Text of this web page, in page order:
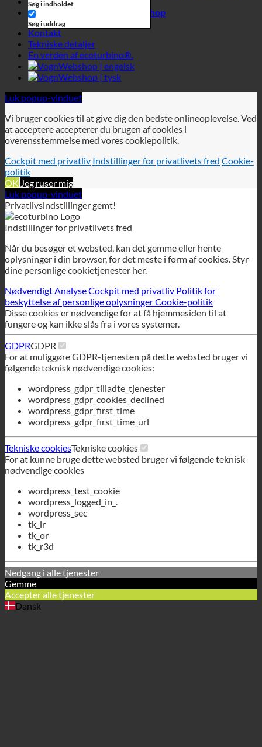
Luk popup-vinduet
Vi bruger cookies til at give dig den bedste onlineoplevelse. Ved
at acceptere accepterer du brugen af cookies i
overensstemmelse med vores cookiepolitik.
Cockpit med privatliv Indstillinger for privatlivets fred
politik
OKJeg ruser mig
Luk popup-vinduet
Privatlivsindstillinger gemt!
Når du besøger et websted, kan det gemme eller hente
oplysninger i din browser, for det meste i form af cookies. Styr
dine personlige cookietjenester her.
NødvendigtAnalyseCockpit med privatliv
beskyttelse af personlige oplysninger
Disse cookies er nødvendige for at få hjemmesiden til at
fungere og kan ikke slås fra i vores systemer.
GDPR GDPR
For at muliggøre GDPR-tjenesten på dette websted bruger vi
følgende teknisk nødvendige cookies:
wordpress_gdpr_tilladte_tjenester
wordpress_gdpr_cookies_declined
wordpress_gdpr_first_time
wordpress_gdpr_first_time_url
Tekniske cookies Tekniske cookies
nødvendige cookies
wordpress_test_cookie
wordpress_logged_in_.
wordpress_sec
tk_lr
tk_or
tk_r3d
Nedgang i alle tjenester
Gemme
Accepter alle tjenester
Dansk